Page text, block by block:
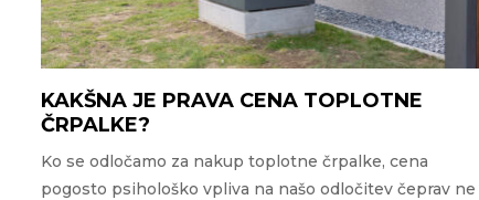
KAKŠNA JE PRAVA CENA TOPLOTNE
ČRPALKE?
Ko se odločamo za nakup toplotne črpalke, cena
pogosto psihološko vpliva na našo odločitev čeprav ne